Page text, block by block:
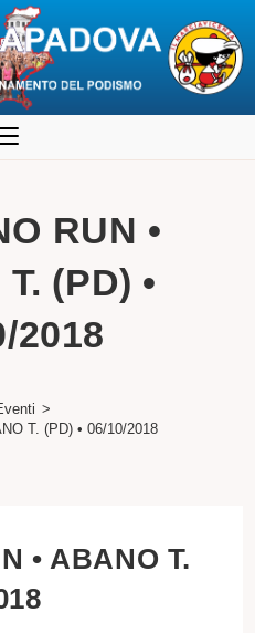
RUN •
(PD) •
2018
>
T. (PD) • 06/10/2018
• ABANO T.